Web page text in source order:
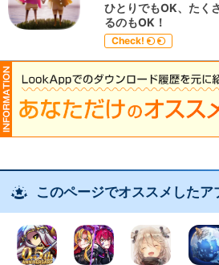
ひとりでもOK、たく
るのもOK！
Check!
このページでオススメしたア